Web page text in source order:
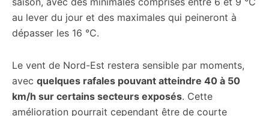
au lever du jour et des maximales qui peineront à
dépasser les 16 °C.
Le vent de Nord-Est restera sensible par moments,
avec quelques rafales pouvant atteindre 40 à 50
km/h sur certains secteurs exposés. Cette
amélioration pourrait cependant être de courte